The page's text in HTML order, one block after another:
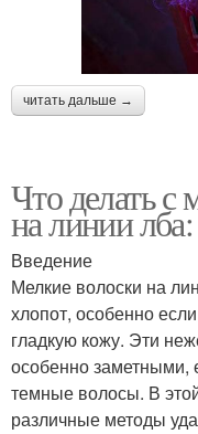
читать дальше →
Что делать с
на линии
Введение
Мелкие волоски на
хлопот, особенно
гладкую кожу. Эти
особенно заметными,
темные волосы. В
различные методы